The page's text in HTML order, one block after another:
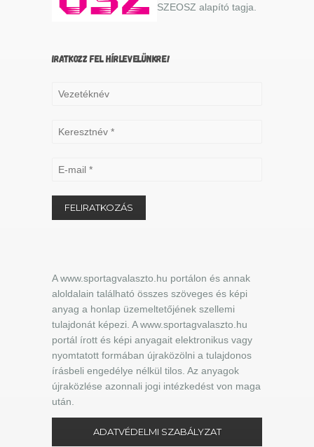
SZEOSZ alapító tagja.
IRATKOZZ FEL HÍRLEVELÜNKRE!
A www.sportagvalaszto.hu portálon és annak
aloldalain található összes szöveges és képi
anyag a honlap üzemeltetőjének szellemi
tulajdonát képezi. A www.sportagvalaszto.hu
portál írott és képi anyagait elektronikus vagy
nyomtatott formában újraközölni a tulajdonos
írásbeli engedélye nélkül tilos. Az anyagok
újraközlése azonnali jogi intézkedést von maga
után.
ADATVÉDELMI SZABÁLYZAT